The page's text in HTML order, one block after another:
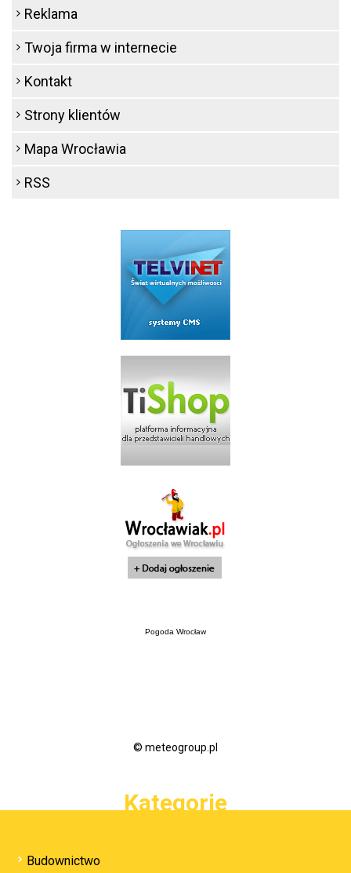
Reklama
Twoja firma w internecie
Kontakt
Strony klientów
Mapa Wrocławia
RSS
Pogoda Wrocław
© meteogroup.pl
Kategorie
Budownictwo